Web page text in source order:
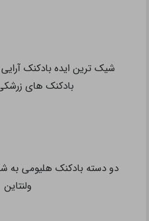
شیک ترین ایده بادکنک
بادکنک های
دو دسته بادکنک هلیومی به
ولنتاین